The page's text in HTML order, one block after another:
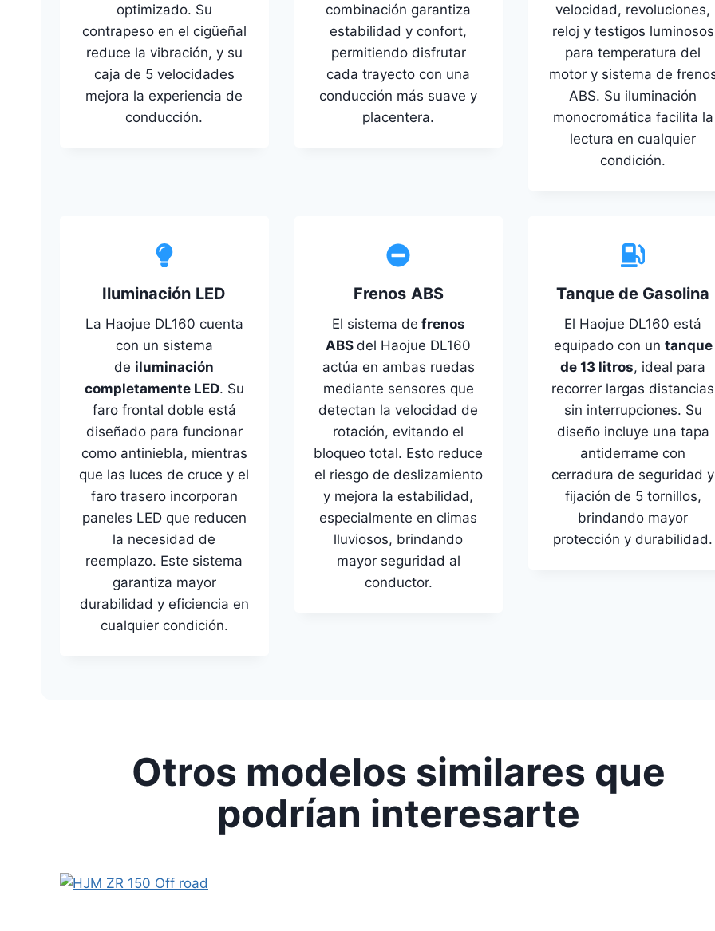
optimizado. Su
contrapeso en el cigüeñal
reduce la vibración, y su
caja de 5 velocidades
mejora la experiencia de
conducción.
combinación garantiza
estabilidad y confort,
permitiendo disfrutar
cada trayecto con una
conducción más suave y
placentera.
velocidad, revoluciones,
reloj y testigos luminosos
para temperatura del
motor y sistema de
ABS. Su iluminación
monocromática facilita la
lectura en cualquier
condición.
Iluminación LED
La Haojue DL160 cuenta
con un sistema
de iluminación
completamente LED. Su
faro frontal doble está
diseñado para funcionar
como antiniebla, mientras
que las luces de cruce y el
faro trasero incorporan
paneles LED que reducen
la necesidad de
reemplazo. Este sistema
garantiza mayor
durabilidad y eficiencia en
cualquier condición.
Frenos ABS
El sistema de frenos
ABSdel Haojue DL160
actúa en ambas ruedas
mediante sensores que
detectan la velocidad de
rotación, evitando el
bloqueo total. Esto reduce
el riesgo de deslizamiento
y mejora la estabilidad,
especialmente en climas
lluviosos, brindando
mayor seguridad al
conductor.
Tanque de Gasolina
El Haojue DL160 está
equipado con un tanque
de 13 litros, ideal para
recorrer largas distancias
sin interrupciones. Su
diseño incluye una tapa
antiderrame con
cerradura de seguridad y
fijación de 5 tornillos,
brindando mayor
protección y durabilidad.
Otros modelos similares que
podrían interesarte